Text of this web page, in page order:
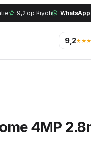
9,2 op Kiyoh
9,2
4MP